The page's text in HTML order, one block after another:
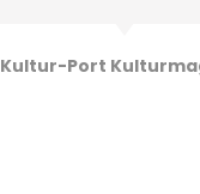
Kultur-Port